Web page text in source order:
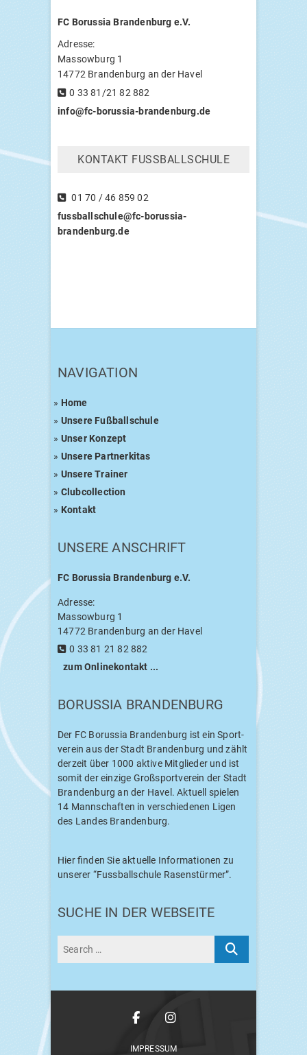
FC Borus­sia Bran­den­burg e.V.
Adres­se:
Massow­burg 1
14772 Bran­den­burg an der Havel
0 33 81/21 82 882
info@fc-borussia-brandenburg.de
KON­TAKT FUSSBALLSCHULE
01 70 / 46 859 02
fussballschule@fc-borussia-
brandenburg.de
NAVI­GA­TI­ON
» Home
» Unse­re Fußballschule
» Unser Kon­zept
» Unse­re Partnerkitas
» Unse­re Trainer
» Club­coll­ec­tion
» Kon­takt
UNSE­RE ANSCHRIFT
FC Borus­sia Bran­den­burg e.V.
Adres­se:
Massow­burg 1
14772 Bran­den­burg an der Havel
0 33 81 21 82 882
zum Online­kon­takt ...
BORUS­SIA BRANDENBURG
Der FC Borus­sia Bran­den­burg ist ein Sport­
ver­ein aus der Stadt Bran­den­burg und zählt
der­zeit über 1000 akti­ve Mit­glie­der und ist
somit der ein­zi­ge Groß­sport­ver­ein der Stadt
Bran­den­burg an der Havel. Aktu­ell spie­len
14 Mann­schaf­ten in ver­schie­de­nen Ligen
des Lan­des Brandenburg.
Hier fin­den Sie aktu­el­le Infor­ma­tio­nen zu
unse­rer “Fuss­ball­schu­le Rasenstürmer”.
SUCHE IN DER WEBSEITE
Face­
book
Insta­
gram
IMPRES­SUM